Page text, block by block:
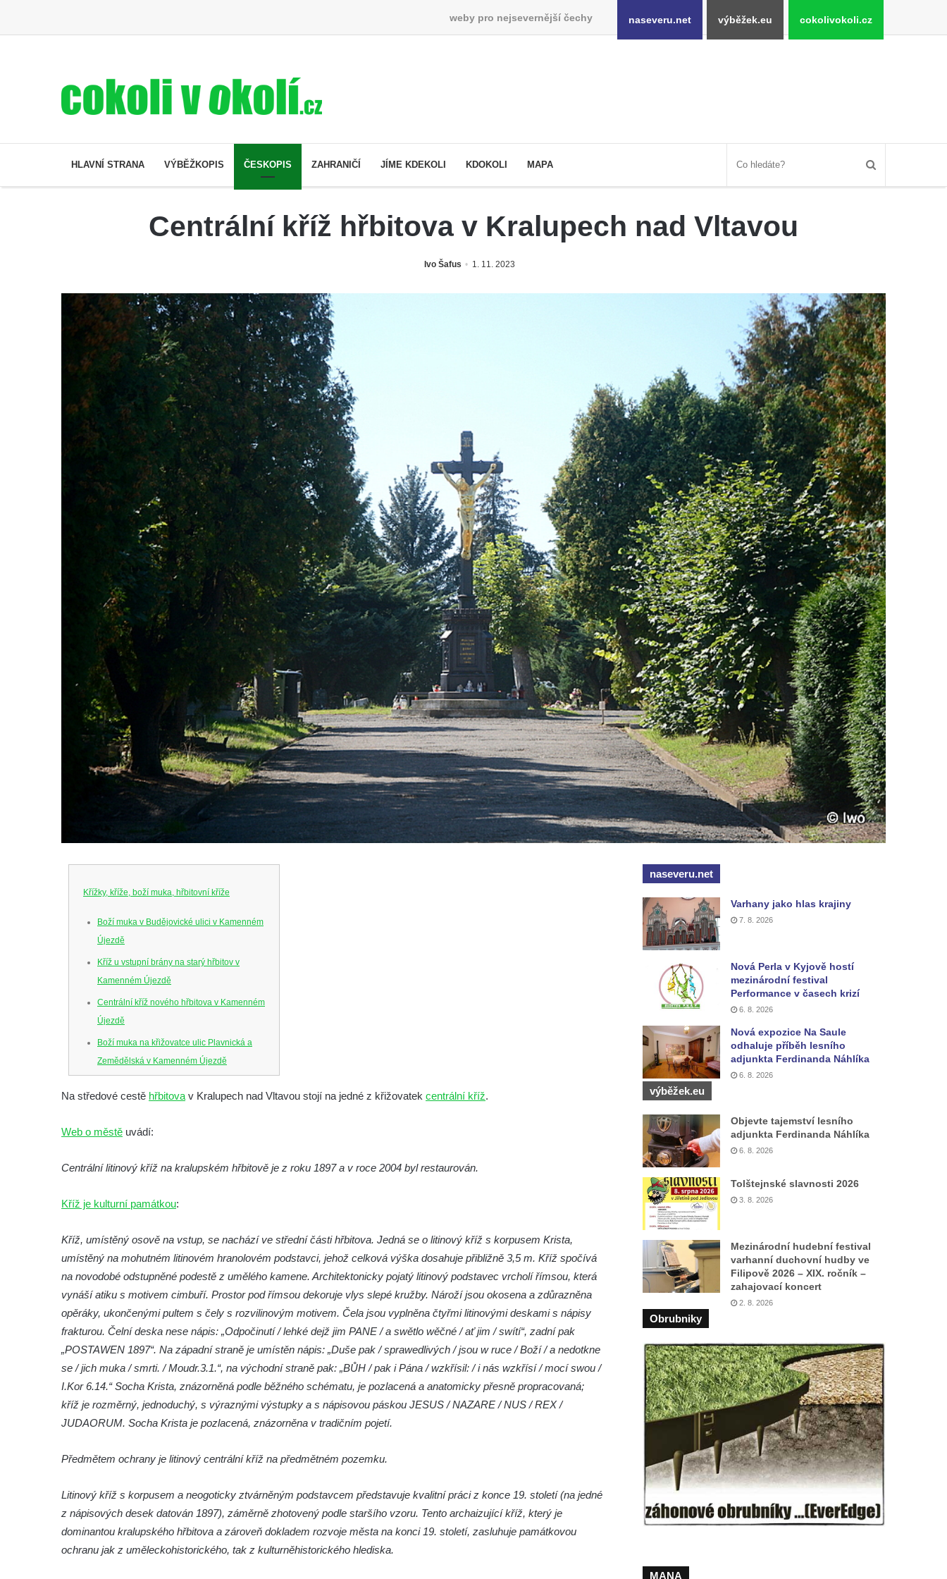
weby pro nejsevernější čechy naseveru.net výběžek.eu cokolivokoli.cz
HLAVNÍ STRANA VÝBĚŽKOPIS ČESKOPIS ZAHRANIČÍ JÍME KDEKOLI KDOKOLI MAPA
Centrální kříž hřbitova v Kralupech nad Vltavou
Ivo Šafus 1. 11. 2023
Křížky, kříže, boží muka, hřbitovní kříže
Boží muka v Budějovické ulici v Kamenném
Újezdě
Kříž u vstupní brány na starý hřbitov v
Kamenném Újezdě
Centrální kříž nového hřbitova v Kamenném
Újezdě
Boží muka na křižovatce ulic Plavnická a
Zemědělská v Kamenném Újezdě
v Kamenném Újezdě
Kříž v Dělnické ulici v Kamenném Újezdě
Malší ve Velešíně
Kříž u kostela svatého Václava ve Velešíně
Kříž na zahradě domu čp. 127 v Římově
Kříž u fary v Římově
Kříž u lípy Jana Gurreho v Římově
Boží muka u hřbitova v Římově
Kříž na návsi v Dolním Třeboníně
Kříž poblíž domu čp. 169 v Plavu
Boží muka v Plavu
Kříž na rozcestí u domu čp. 283 v Dolním
Podluží
Na středové cestě hřbitova v Kralupech nad Vltavou stojí na jedné z křižovatek centrální kříž.
Web o městě uvádí:
Centrální litinový kříž na kralupském hřbitově je z roku 1897 a v roce 2004 byl restaurován.
Kříž je kulturní památkou:
Kříž, umístěný osově na vstup, se nachází ve střední části hřbitova. Jedná se o litinový kříž s korpusem Krista,
umístěný na mohutném litinovém hranolovém podstavci, jehož celková výška dosahuje přibližně 3,5 m. Kříž spočívá
na novodobé odstupněné podestě z umělého kamene. Architektonicky pojatý litinový podstavec vrcholí římsou, která
vynáší atiku s motivem cimbuří. Prostor pod římsou dekoruje vlys slepé kružby. Nároží jsou okosena a zdůrazněna
opěráky, ukončenými pultem s čely s rozvilinovým motivem. Čela jsou vyplněna čtyřmi litinovými deskami s nápisy
frakturou. Čelní deska nese nápis: „Odpočinutí / lehké dejž jim PANE / a swětlo wěčné / ať jim / swítí“, zadní pak
„POSTAWEN 1897“. Na západní straně je umístěn nápis: „Duše pak / sprawedlivých / jsou w ruce / Boží / a nedotkne
se / jich muka / smrti. / Moudr.3.1.“, na východní straně pak: „BŮH / pak i Pána / wzkřísil: / i nás wzkřísí / mocí swou /
I.Kor 6.14.“ Socha Krista, znázorněná podle běžného schématu, je pozlacená a anatomicky přesně propracovaná;
kříž je rozměrný, jednoduchý, s výraznými výstupky a s nápisovou páskou JESUS / NAZARE / NUS / REX /
JUDAORUM. Socha Krista je pozlacená, znázorněna v tradičním pojetí.
Předmětem ochrany je litinový centrální kříž na předmětném pozemku.
Litinový kříž s korpusem a neogoticky ztvárněným podstavcem představuje kvalitní práci z konce 19. století (na jedné
z nápisových desek datován 1897), záměrně zhotovený podle staršího vzoru. Tento archaizující kříž, který je
dominantou kralupského hřbitova a zároveň dokladem rozvoje města na konci 19. století, zasluhuje památkovou
ochranu jak z uměleckohistorického, tak z kulturněhistorického hlediska.
naseveru.net
Varhany jako hlas krajiny
7. 8. 2026
Nová Perla v Kyjově hostí
mezinárodní festival
Performance v časech krizí
6. 8. 2026
Nová expozice Na Saule
odhaluje příběh lesního
adjunkta Ferdinanda Náhlíka
6. 8. 2026
výběžek.eu
Objevte tajemství lesního
adjunkta Ferdinanda Náhlíka
6. 8. 2026
Tolštejnské slavnosti 2026
3. 8. 2026
Mezinárodní hudební festival
varhanní duchovní hudby ve
Filipově 2026 – XIX. ročník –
zahajovací koncert
2. 8. 2026
Obrubniky
MANA